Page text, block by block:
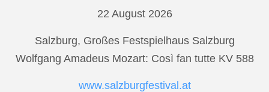
22 August 2026
Salzburg, Großes Festspielhaus Salzburg
Wolfgang Amadeus Mozart: Così fan tutte KV 588
www.salzburgfestival.at